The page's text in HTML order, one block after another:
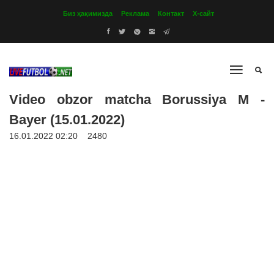
Биз ҳақимизда Реклама Контакт Х-сайт
Video obzor matcha Borussiya M -
Bayer (15.01.2022)
16.01.2022 02:20 2480